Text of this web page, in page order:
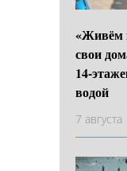
«Живём
свои
14-
водой
7 августа